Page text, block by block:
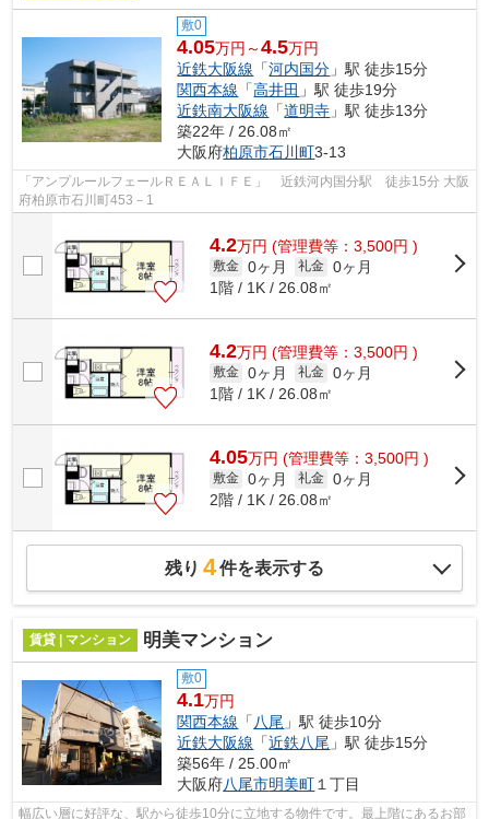
敷0
4.05万円～4.5万円
近鉄大阪線 「河内国分 」駅 徒歩15分
関西本線 「高井田 」駅 徒歩19分
近鉄南大阪線 「道明寺 」駅 徒歩13分
築22年 / 26.08㎡
大阪府柏原市石川町3-13
「アンプルールフェールＲＥＡＬＩＦＥ」 近鉄河内国分駅 徒歩15分 大阪
府柏原市石川町453－1
4.2万円 (管理費等：3,500円 )
敷金 0ヶ月 礼金 0ヶ月
1階 / 1K / 26.08㎡
4.2万円 (管理費等：3,500円 )
敷金 0ヶ月 礼金 0ヶ月
1階 / 1K / 26.08㎡
4.05万円 (管理費等：3,500円 )
敷金 0ヶ月 礼金 0ヶ月
2階 / 1K / 26.08㎡
残り 4件を表示する
賃貸 | マンション 明美マンション
敷0
4.1万円
関西本線 「八尾 」駅 徒歩10分
近鉄大阪線 「近鉄八尾 」駅 徒歩15分
築56年 / 25.00㎡
大阪府八尾市明美町１丁目
幅広い層に好評な、駅から徒歩10分に立地する物件です。最上階にあるお部